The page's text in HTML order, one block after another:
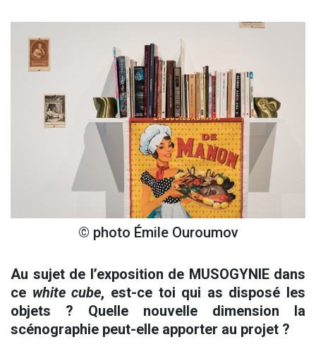
© photo Émile Ouroumov
Au sujet de l’exposition de MUSOGYNIE dans
ce white cube, est-ce toi qui as disposé les
objets ? Quelle nouvelle dimension la
scénographie peut-elle apporter au projet ?